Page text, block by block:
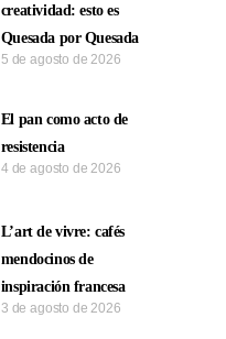
creatividad: esto es
Quesada por Quesada
5 de agosto de 2026
El pan como acto de
resistencia
4 de agosto de 2026
L’art de vivre: cafés
mendocinos de
inspiración francesa
3 de agosto de 2026